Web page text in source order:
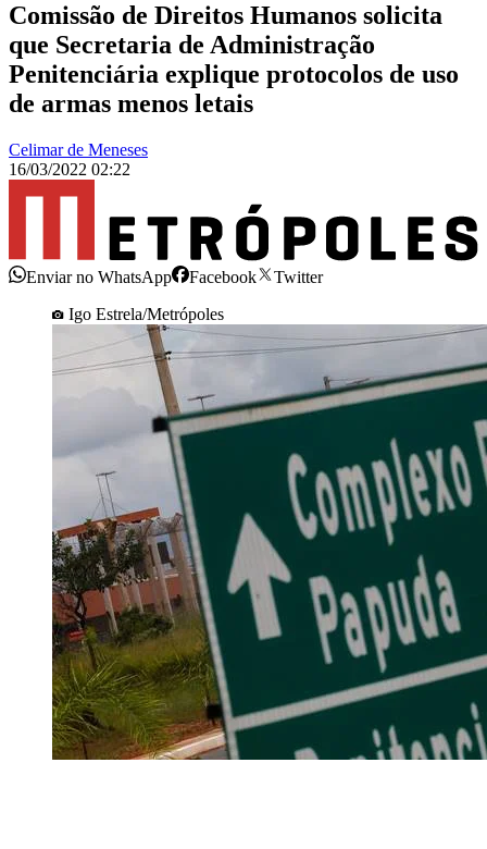
Comissão de Direitos Humanos solicita
que Secretaria de Administração
Penitenciária explique protocolos de uso
de armas menos letais
Celimar de Meneses
16/03/2022 02:22
Enviar no WhatsApp Facebook
Twitter
Igo Estrela/Metrópoles